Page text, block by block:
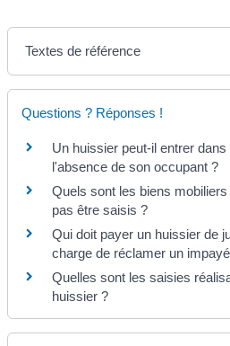
Textes de référence
Questions ? Réponses !
Un huissier peut-il entrer
l'absence de son occupant ?
Quels sont les biens
pas être saisis ?
Qui doit payer un huissier de
charge de réclamer un
Quelles sont les saisies
huissier ?